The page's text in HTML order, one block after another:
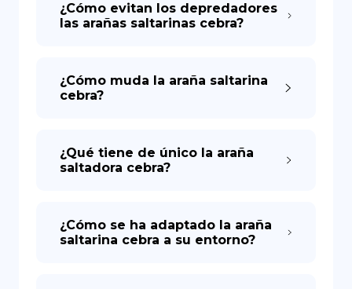
¿Cómo evitan los depredadores
las arañas saltarinas cebra?
¿Cómo muda la araña saltarina
cebra?
¿Qué tiene de único la araña
saltadora cebra?
¿Cómo se ha adaptado la araña
saltarina cebra a su entorno?